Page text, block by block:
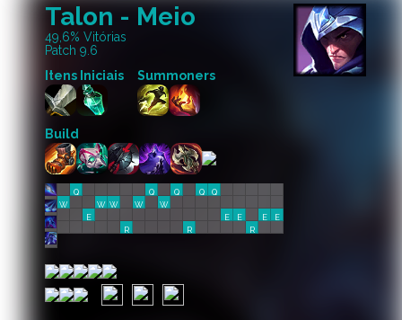
Talon - Meio
49,6% Vitórias
Patch 9.6
Itens Iniciais
Summoners
Build
W
Q
E
W W
R
W
Q
W
Q
R
Q Q
E
E
R
E E